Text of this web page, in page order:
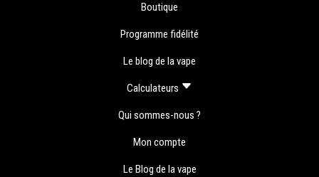
Boutique
Programme fidélité
Le blog de la vape
Calculateurs
Qui sommes-nous ?
Mon compte
Le Blog de la vape